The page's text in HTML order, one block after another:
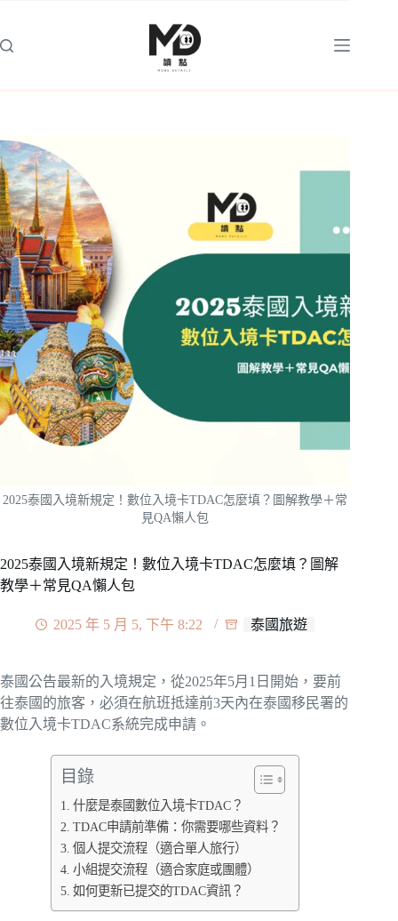
主
2025泰國入境新規定！數位入境卡TDAC怎麼填？圖解教學＋常
見QA懶人包
2025泰國入境新規定！數位入境卡TDAC怎麼填？圖解
教學＋常見QA懶人包
2025 年 5 月 5, 下午 8:22 泰國旅遊
泰國公告最新的入境規定，從2025年5月1日開始，要前
往泰國的旅客，必須在航班抵達前3天內在泰國移民署的
數位入境卡TDAC系統完成申請。
目錄
什麼是泰國數位入境卡TDAC？
TDAC申請前準備：你需要哪些資料？
個人提交流程（適合單人旅行）
小組提交流程（適合家庭或團體）
如何更新已提交的TDAC資訊？